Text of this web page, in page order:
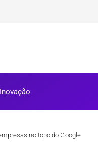
Inovação
no topo do Google